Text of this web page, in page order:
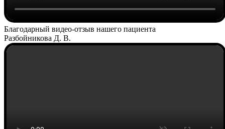
Благодарный видео-отзыв нашего пациента
Разбойникова Д. В.